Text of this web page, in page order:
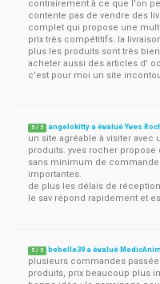
contrairement à ce que l'on
contente pas de vendre des
complet qui propose une
prix très compétitifs. la
plus les produits sont très
acheter aussi des articles d'
c'est pour moi un site
5 / 5 angelokitty a évalué Yves
un site agréable à visiter avec
produits. yves rocher
sans minimum de
importantes.
de plus les délais de
le sav répond rapidement et
5 / 5 bebelle39 a évalué
plusieurs commandes
produits, prix beaucoup plus